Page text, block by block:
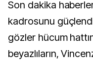
Son dakika haberleri: Yeni sezon öncesi
kadrosunu
gözler hücum
beyazlıların,